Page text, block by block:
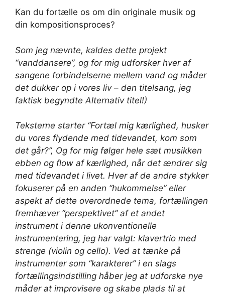
Kan du fortælle os om din originale musik og
din kompositionsproces?
Som jeg nævnte, kaldes dette projekt
“vanddansere”, og for mig udforsker hver af
sangene forbindelserne mellem vand og måder
det dukker op i vores liv – den titelsang, jeg
faktisk begyndte Alternativ titel!)
Teksterne starter “Fortæl mig kærlighed, husker
du vores flydende med tidevandet, kom som
det går?”, Og for mig følger hele sæt musikken
ebben og flow af kærlighed, når det ændrer sig
med tidevandet i livet. Hver af de andre stykker
fokuserer på en anden “hukommelse” eller
aspekt af dette overordnede tema, fortællingen
fremhæver “perspektivet” af et andet
instrument i denne ukonventionelle
instrumentering, jeg har valgt: klavertrio med
strenge (violin og cello). Ved at tænke på
instrumenter som “karakterer” i en slags
fortællingsindstilling håber jeg at udforske nye
måder at improvisere og skabe plads til at